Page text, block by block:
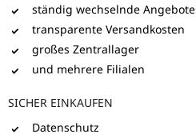
ständig wechselnde Angebote
transparente Versandkosten
großes Zentrallager
und mehrere Filialen
SICHER EINKAUFEN
Datenschutz